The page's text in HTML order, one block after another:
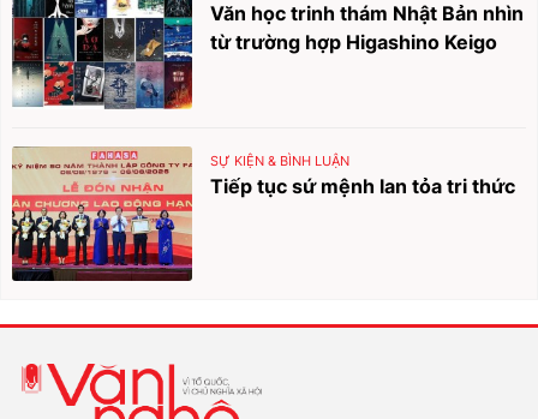
Văn học trinh thám Nhật Bản nhìn
từ trường hợp Higashino Keigo
SỰ KIỆN & BÌNH LUẬN
Tiếp tục sứ mệnh lan tỏa tri thức